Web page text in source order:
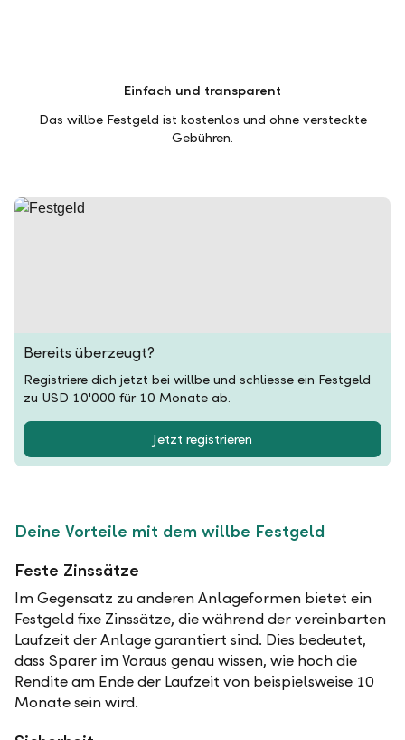
Einfach und transparent
Das willbe Festgeld ist kostenlos und ohne versteckte
Gebühren.
Bereits überzeugt?
Registriere dich jetzt bei willbe und schliesse ein Festgeld
zu USD 10'000 für 10 Monate ab.
Jetzt registrieren
Deine Vorteile mit dem willbe Festgeld
Feste Zinssätze
Im Gegensatz zu anderen Anlageformen bietet ein
Festgeld fixe Zinssätze, die während der vereinbarten
Laufzeit der Anlage garantiert sind. Dies bedeutet,
dass Sparer im Voraus genau wissen, wie hoch die
Rendite am Ende der Laufzeit von beispielsweise 10
Monate sein wird.